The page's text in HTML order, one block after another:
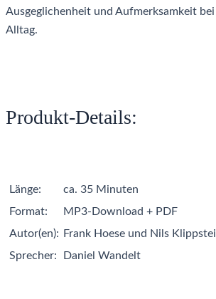
Ausgeglichenheit und Aufmerksamkeit
Alltag.
Produkt-Details:
Länge:
ca. 35 Minuten
Format:
MP3-Download + PDF
Autor(en):
Frank Hoese und Nils
Sprecher:
Daniel Wandelt